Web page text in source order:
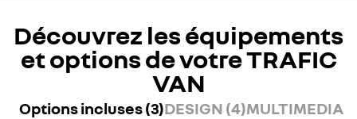
Découvrez les équipements
et options de votre TRAFIC
VAN
Options incluses (3)DESIGN (4)MULTIMEDIA